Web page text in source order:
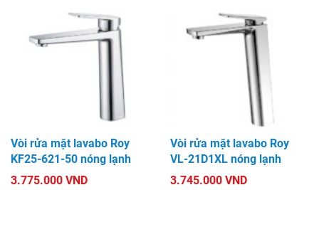
Vòi rửa mặt lavabo Roy
KF25-621-50 nóng lạnh
3.775.000 VND
Vòi rửa mặt lavabo Roy
VL-21D1XL nóng lạnh
3.745.000 VND